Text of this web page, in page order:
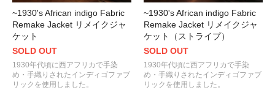
~1930's African indigo Fabric
Remake Jacket リメイクジャ
ケット
SOLD OUT
1930年代頃に西アフリカで手染
め・手織りされたインディゴファブ
リックを使用しました。
~1930's African indigo Fabric
Remake Jacket リメイクジャ
ケット（ストライプ）
SOLD OUT
1930年代頃に西アフリカで手染
め・手織りされたインディゴファブ
リックを使用しました。